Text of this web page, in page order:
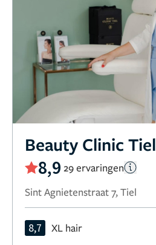
Beauty Clinic Tiel
8,9 29 ervaringen
Sint Agnietenstraat 7, Tiel
8,7 XL hair